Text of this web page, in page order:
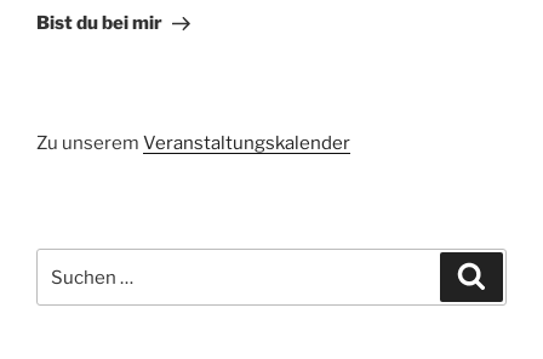
Beitrag
Bist du bei mir
Zu unserem Veranstaltungskalender
nach: